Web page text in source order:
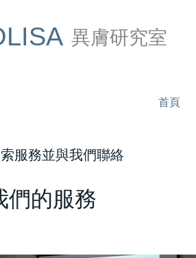
異膚研究室
首頁
服務並與我們聯絡
們的服務